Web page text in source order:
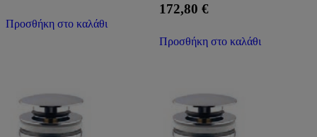
Προσθήκη στο καλάθι
172,80 €
Προσθήκη στο καλάθι